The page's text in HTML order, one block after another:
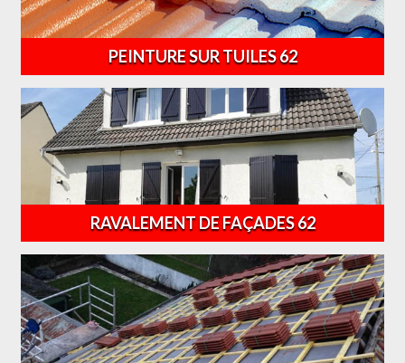
PEINTURE SUR TUILES 62
RAVALEMENT DE FAÇADES 62